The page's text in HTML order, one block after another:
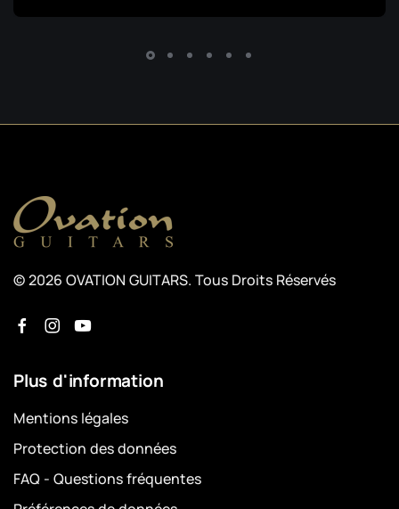
© 2026 OVATION GUITARS. Tous Droits Réservés
Plus d'information
Mentions légales
Protection des données
FAQ - Questions fréquentes